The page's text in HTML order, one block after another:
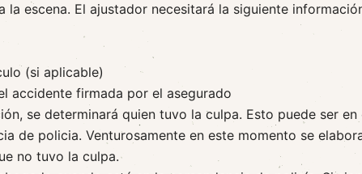
la escena. El ajustador necesitará la siguiente
(si aplicable)
accidente firmada por el asegurado
se determinará quien tuvo la culpa. Esto puede ser en
de policia. Venturosamente en este momento se
no tuvo la culpa.